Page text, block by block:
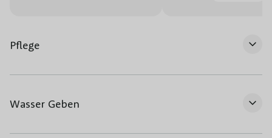
Pflege
Wasser Geben